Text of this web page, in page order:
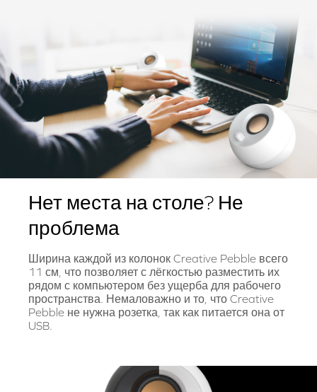
Нет места на столе? Не
проблема
Ширина каждой из колонок Creative Pebble всего
11 см, что позволяет с лёгкостью разместить их
рядом с компьютером без ущерба для рабочего
пространства. Немаловажно и то, что Creative
Pebble не нужна розетка, так как питается она от
USB.